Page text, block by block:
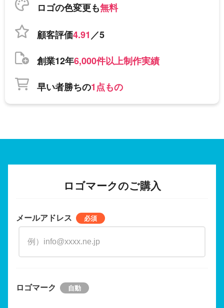
ロゴの色変更も無料
顧客評価4.91／5
創業12年6,000件以上制作実績
早い者勝ちの1点もの
ロゴマークのご購入
メールアドレス
ロゴマーク